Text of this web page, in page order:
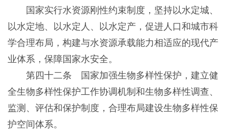
国家实行水资源刚性约束制度，坚持以水定城、
以水定地、以水定人、以水定产，促进人口和城市科
学合理布局，构建与水资源承载能力相适应的现代产
业体系，保障国家水安全。
第四十二条 国家加强生物多样性保护，建立健
全生物多样性保护工作协调机制和生物多样性调查、
监测、评估和保护制度，合理布局建设生物多样性保
护空间体系。